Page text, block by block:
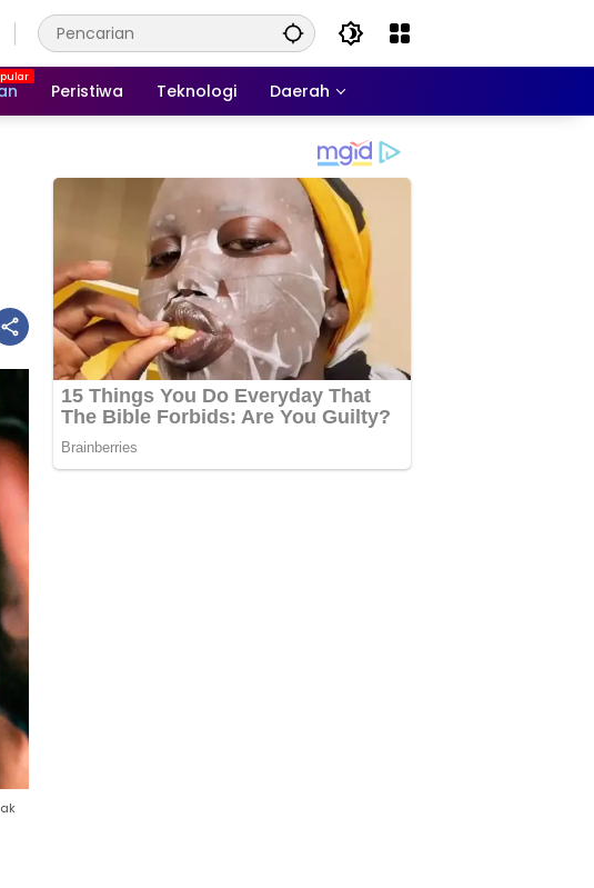
Peristiwa Teknologi Daerah